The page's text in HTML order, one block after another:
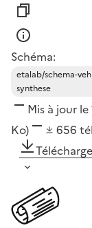
Schéma:
etalab/schema-
synthese
Mis à jour
Ko)
656